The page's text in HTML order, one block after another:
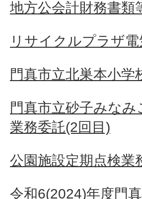
地方公会計財務書類
リサイクルプラザ
門真市立北巣本小学
門真市立砂子みな
業務委託(2回目)
公園施設定期点検業
令和6(2024)年度門